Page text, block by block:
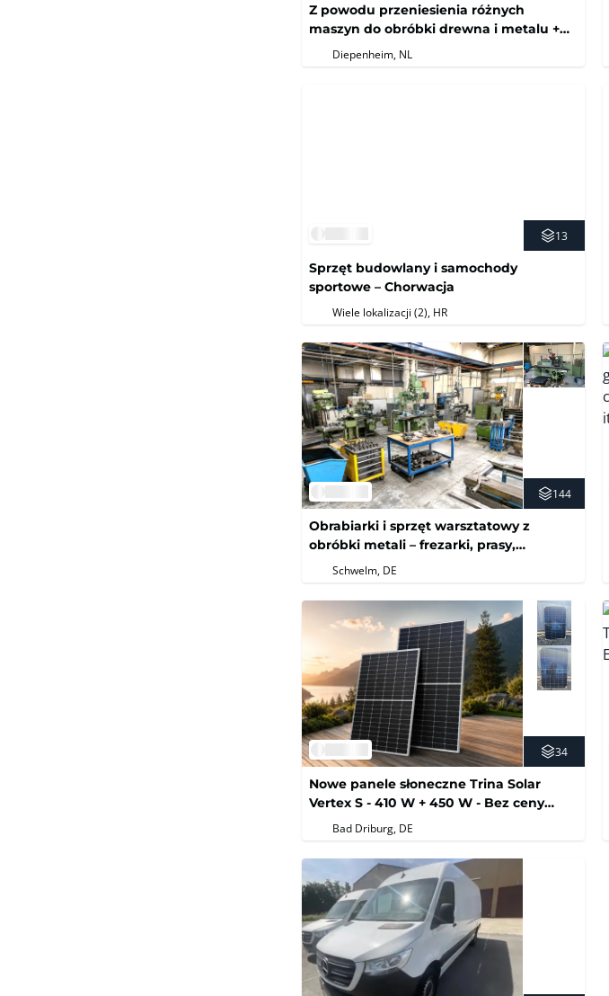
Z powodu przeniesienia różnych
maszyn do obróbki drewna i metalu +
zapasów magazynowych
Diepenheim, NL
13
Sprzęt budowlany i samochody
sportowe – Chorwacja
Wiele lokalizacji (2) , HR
144
Obrabiarki i sprzęt warsztatowy z
obróbki metali – frezarki, prasy,
technologie testowania
Schwelm, DE
34
Nowe panele słoneczne Trina Solar
Vertex S - 410 W + 450 W - Bez ceny
rezerwowej
Bad Driburg, DE